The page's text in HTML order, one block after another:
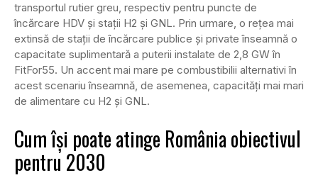
transportul rutier greu, respectiv pentru puncte de
încărcare HDV și stații H2 și GNL. Prin urmare, o rețea mai
extinsă de stații de încărcare publice și private înseamnă o
capacitate suplimentară a puterii instalate de 2,8 GW în
FitFor55. Un accent mai mare pe combustibilii alternativi în
acest scenariu înseamnă, de asemenea, capacități mai mari
de alimentare cu H2 și GNL.
Cum își poate atinge România obiectivul
pentru 2030